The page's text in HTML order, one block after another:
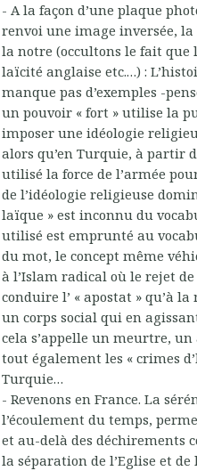
- A la façon d’une plaque
renvoi une image inversée,
la notre (occultons le fait que
laïcité anglaise etc.…) :
manque pas d’exemples -
un pouvoir « fort » utilise la
imposer une idéologie
alors qu’en Turquie, à partir
utilisé la force de l’armée
de l’idéologie religieuse
laïque » est inconnu du
utilisé est emprunté au
du mot, le concept même
à l’Islam radical où le rejet
conduire l’ « apostat » qu’à
un corps social qui en
cela s’appelle un meurtre,
tout également les « crimes
Turquie…
- Revenons en France. La
l’écoulement du temps,
et au-delà des déchirements
la séparation de l’Eglise et de